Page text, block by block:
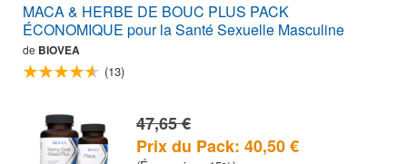
MACA & HERBE DE BOUC PLUS PACK
ÉCONOMIQUE pour la Santé Sexuelle Masculine
de BIOVEA
(13)
47,65 €
Prix du Pack: 40,50 €